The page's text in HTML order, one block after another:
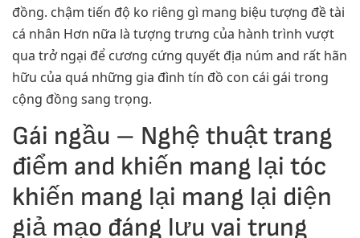
đồng. chậm tiến độ ko riêng gì mang biệu tượng đề tài
cá nhân Hơn nữa là tượng trưng của hành trình vượt
qua trở ngại để cương cứng quyết địa núm and rất hãn
hữu của quá những gia đình tín đồ con cái gái trong
cộng đồng sang trọng.
Gái ngầu – Nghệ thuật trang
điểm and khiến mang lại tóc
khiến mang lại mang lại diện
giả mạo đáng lưu vai trung